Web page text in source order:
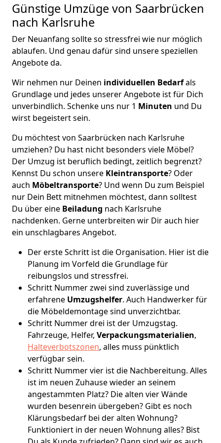
Günstige Umzüge von Saarbrücken
nach Karlsruhe
Der Neuanfang sollte so stressfrei wie nur möglich
ablaufen. Und genau dafür sind unsere speziellen
Angebote da.
Wir nehmen nur Deinen individuellen Bedarfals
Grundlage und jedes unserer Angebote ist für Dich
unverbindlich. Schenke uns nur 1 Minuten und Du
wirst begeistert sein.
Du möchtest von Saarbrücken nach Karlsruhe
umziehen? Du hast nicht besonders viele Möbel?
Der Umzug ist beruflich bedingt, zeitlich begrenzt?
Kennst Du schon unsere Kleintransporte? Oder
auch Möbeltransporte? Und wenn Du zum Beispiel
nur Dein Bett mitnehmen möchtest, dann solltest
Du über eine Beiladung nach Karlsruhe
nachdenken. Gerne unterbreiten wir Dir auch hier
ein unschlagbares Angebot.
Der erste Schritt ist die Organisation. Hier ist die
Planung im Vorfeld die Grundlage für
reibungslos und stressfrei.
Schritt Nummer zwei sind zuverlässige und
erfahrene Umzugshelfer. Auch Handwerker für
die Möbeldemontage sind unverzichtbar.
Schritt Nummer drei ist der Umzugstag.
Fahrzeuge, Helfer, Verpackungsmaterialien,
Halteverbotszonen, alles muss pünktlich
verfügbar sein.
Schritt Nummer vier ist die Nachbereitung. Alles
ist im neuen Zuhause wieder an seinem
angestammten Platz? Die alten vier Wände
wurden besenrein übergeben? Gibt es noch
Klärungsbedarf bei der alten Wohnung?
Funktioniert in der neuen Wohnung alles? Bist